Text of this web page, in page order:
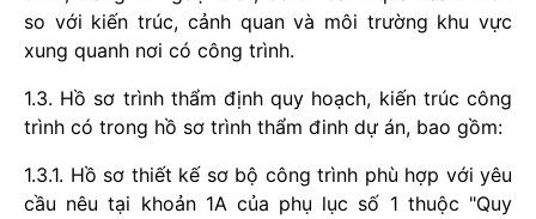
so với kiến trúc, cảnh quan và môi trường khu vực
xung quanh nơi có công trình.
1.3. Hồ sơ trình thẩm định quy hoạch, kiến trúc công
trình có trong hồ sơ trình thẩm đinh dự án, bao gồm:
1.3.1. Hồ sơ thiết kế sơ bộ công trình phù hợp với yêu
cầu nêu tại khoản 1A của phụ lục số 1 thuộc "Quy